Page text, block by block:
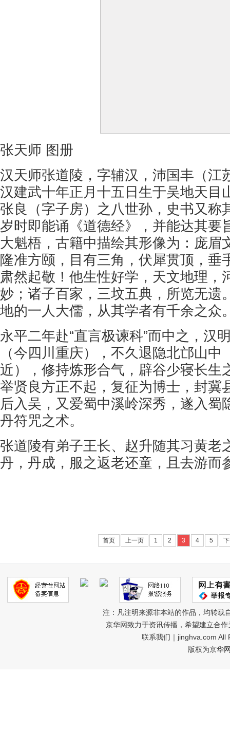
张天师 图册
汉天师张道陵，字辅汉，沛国丰（江
汉建武十年正月十五日生于吴地天目
张良（字子房）之八世孙，史书又称
岁时即能诵《道德经》，并能达其要
大魁梧，古籍中描绘其形像为：庞眉
隆准方颐，目有三角，伏犀贯顶，垂
肃然起敬！他生性好学，天文地理，
妙；诸子百家，三坟五典，所览无遗
地的一人大儒，从其学者有千余之众
永平二年赴“直言极谏科”而中之，汉
（今四川重庆），不久退隐北邙山中
近），修持炼形合气，辟谷少寝长生
举贤良方正不起，复征为博士，封冀
后入吴，又爱蜀中溪岭深秀，遂入蜀
丹符咒之术。
张道陵有弟子王长、赵升随其习黄老
丹，丹成，服之返老还童，且去游而
首页 上一页 1 2 3 4 5
注：凡注明来源非本站的作品，均转载
京华网致力于资讯传播，希望建立合
联系我们 ｜jinghva.com
版权为京华